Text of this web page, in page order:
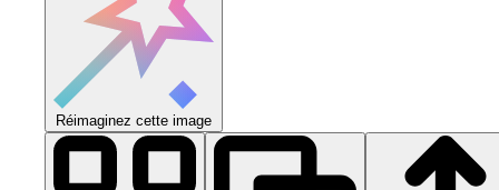
Réimaginez cette image